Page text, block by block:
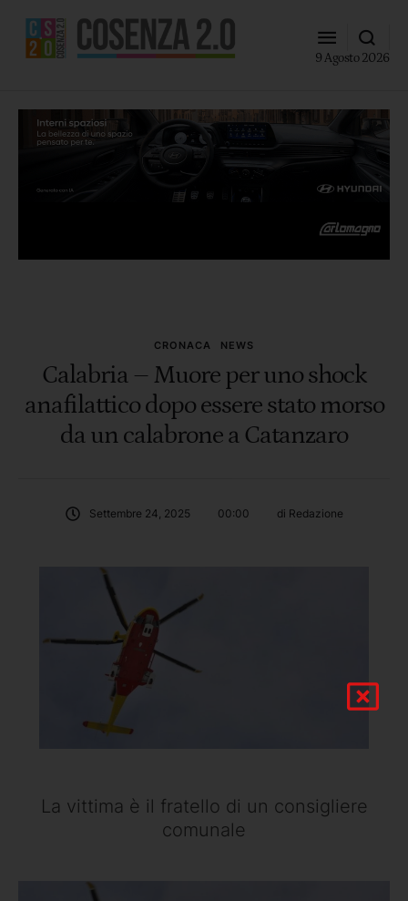
9 Agosto 2026
CRONACA NEWS
Calabria – Muore per uno shock
anafilattico dopo essere stato morso
da un calabrone a Catanzaro
Settembre 24, 2025 00:00 di Redazione
La vittima è il fratello di un consigliere
comunale